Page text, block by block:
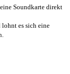
Soundkarte direkt
lohnt es sich eine